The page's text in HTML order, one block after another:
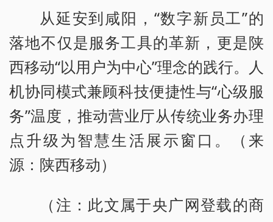
从延安到咸阳，“数字新员工”的
落地不仅是服务工具的革新，更是陕
西移动“以用户为中心”理念的践行。人
机协同模式兼顾科技便捷性与“心级服
务”温度，推动营业厅从传统业务办理
点升级为智慧生活展示窗口。（来
源：陕西移动）
（注：此文属于央广网登载的商